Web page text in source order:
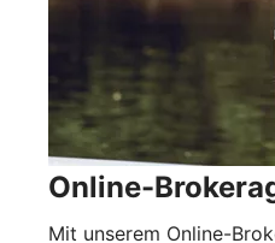
Online-
Mit unserem Online-